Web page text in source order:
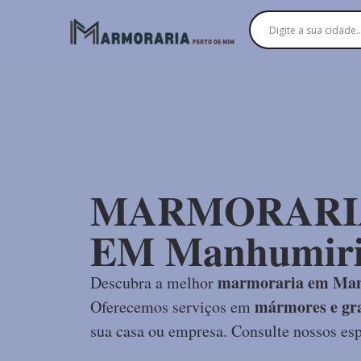
EM
Descubra a melhormarmoraria em
Oferecemos serviços em mármores e
sua casa ou empresa. Consulte nossos